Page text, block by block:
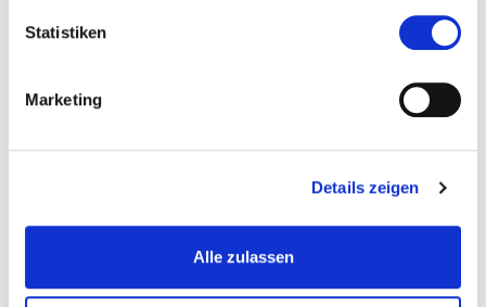
Statistiken
Marketing
Details zeigen
Alle zulassen
Reka Szabo